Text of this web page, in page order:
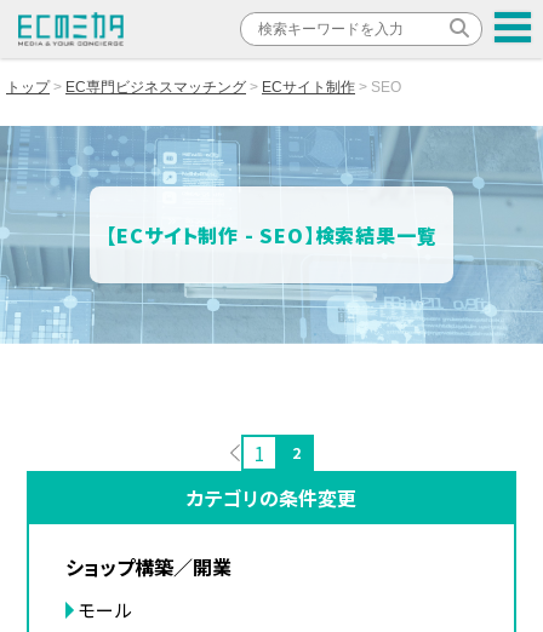
トップ EC専門ビジネスマッチング ECサイト制作 SEO
【ECサイト制作 - SEO】検索結果一覧
1 2
カテゴリの条件変更
ショップ構築／開業
モール